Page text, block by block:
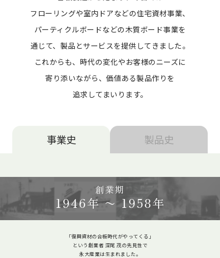
フローリングや室内ドアなどの住宅資材事業、
パーティクルボードなどの木質ボード事業を
通じて、製品とサービスを提供してきました。
これからも、時代の変化やお客様のニーズに
寄り添いながら、価値ある製品作りを
追求してまいります。
事業史 製品史
創業期
1946年 〜 1958年
「復興資材の合板時代がやってくる」
という創業者 深尾 茂の先見性で
永大産業は生まれました。